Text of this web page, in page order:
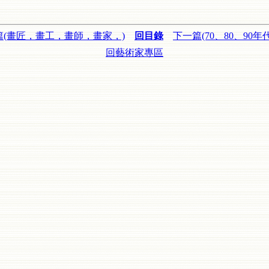
(畫匠，畫工，畫師，畫家，) 回目錄
下一篇(70、80、90年
回藝術家專區